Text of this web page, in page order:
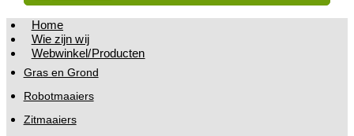
Home
Wie zijn wij
Webwinkel/Producten
Gras en Grond
Robotmaaiers
Zitmaaiers